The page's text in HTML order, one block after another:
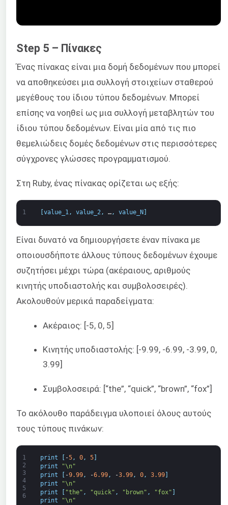
Step 5 – Πίνακες
Ένας πίνακας είναι μια δομή δεδομένων που μπορεί
να αποθηκεύσει μια συλλογή στοιχείων σταθερού
μεγέθους του ίδιου τύπου δεδομένων. Μπορεί
επίσης να νοηθεί ως μια συλλογή μεταβλητών του
ίδιου τύπου δεδομένων. Είναι μία από τις πιο
θεμελιώδεις δομές δεδομένων στις περισσότερες
σύγχρονες γλώσσες προγραμματισμού.
Στη Ruby, ένας πίνακας ορίζεται ως εξής:
1 value_1, value_2, …, value_N
Είναι δυνατό να δημιουργήσετε έναν πίνακα με
οποιουσδήποτε άλλους τύπους δεδομένων έχουμε
συζητήσει μέχρι τώρα (ακέραιους, αριθμούς
κινητής υποδιαστολής και συμβολοσειρές).
Ακολουθούν μερικά παραδείγματα:
Ακέραιος: [-5, 0, 5]
Κινητής υποδιαστολής: [-9.99, -6.99, -3.99, 0,
3.99]
Συμβολοσειρά: [“the”, “quick”, “brown”, “fox”]
Το ακόλουθο παράδειγμα υλοποιεί όλους αυτούς
τους τύπους πινάκων:
1
2
3
4
5
6
print -5, 0, 5]
print
"\n"
print
-9.99, -6.99, -3.99, 0, 3.99]
print
"\n"
print
[ "the" , "quick" , "brown" , "fox" ]
print
"\n"